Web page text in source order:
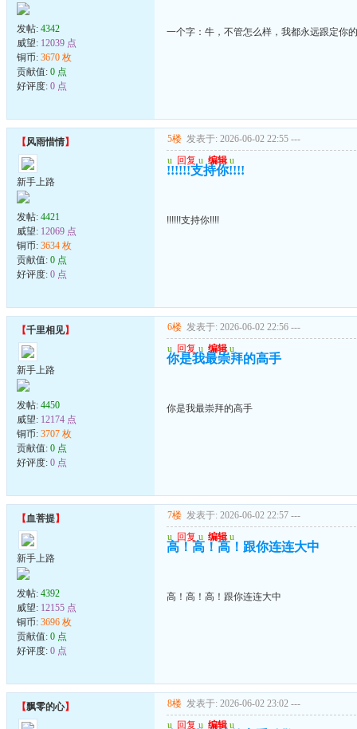
发帖: 4342
威望: 12039 点
铜币: 3670 枚
贡献值: 0 点
好评度: 0 点
一个字：牛，不管怎么样，我都永远跟定你的
【风雨惜情】
新手上路
发帖: 4421
威望: 12069 点
铜币: 3634 枚
贡献值: 0 点
好评度: 0 点
5楼 发表于: 2026-06-02 22:55 ---
u 回复 u 编辑 u
!!!!!!支持你!!!!
!!!!!!支持你!!!!
【千里相见】
新手上路
发帖: 4450
威望: 12174 点
铜币: 3707 枚
贡献值: 0 点
好评度: 0 点
6楼 发表于: 2026-06-02 22:56 ---
u 回复 u 编辑 u
你是我最崇拜的高手
你是我最崇拜的高手
【血菩提】
新手上路
发帖: 4392
威望: 12155 点
铜币: 3696 枚
贡献值: 0 点
好评度: 0 点
7楼 发表于: 2026-06-02 22:57 ---
u 回复 u 编辑 u
高！高！高！跟你连连大中
高！高！高！跟你连连大中
【飘零的心】 8楼 发表于: 2026-06-02 23:02 ---
u 回复 u 编辑 u